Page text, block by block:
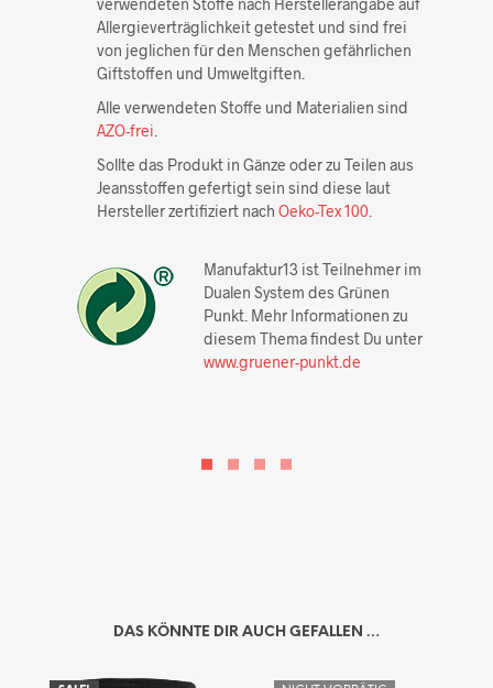
verwendeten Stoffe nach Herstellerangabe auf
Allergieverträglichkeit getestet und sind frei
von jeglichen für den Menschen gefährlichen
Giftstoffen und Umweltgiften.
Alle verwendeten Stoffe und Materialien sind
AZO-frei
Sollte das Produkt in Gänze oder zu Teilen aus
Jeansstoffen gefertigt sein sind diese laut
Hersteller zertifiziert nach Oeko-Tex 100.
Manufaktur13 ist Teilnehmer im
Dualen System des Grünen
Punkt. Mehr Informationen zu
diesem Thema findest Du unter
www.gruener-punkt.de
DAS KÖNNTE DIR AUCH GEFALLEN …